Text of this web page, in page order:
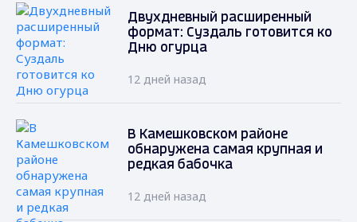
Двухдневный расширенный
формат: Суздаль готовится ко
Дню огурца
12 дней назад
В Камешковском районе
обнаружена самая крупная и
редкая бабочка
12 дней назад